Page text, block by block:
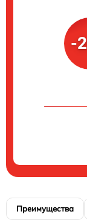
-
Преимущества